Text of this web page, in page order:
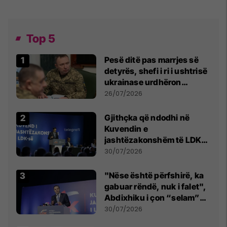
Top 5
Pesë ditë pas marrjes së
detyrës, shefi i ri i ushtrisë
ukrainase urdhëron
kontroll të madh
26/07/2026
Gjithçka që ndodhi në
Kuvendin e
jashtëzakonshëm të LDK-
së
30/07/2026
"Nëse është përfshirë, ka
gabuar rëndë, nuk i falet",
Abdixhiku i çon “selam”
Përparim Ramës
30/07/2026